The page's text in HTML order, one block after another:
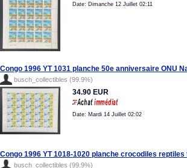
Date: Dimanche 12 Juillet 02:11
Congo 1996 YT 1031 planche 50e anniversaire ONU
busch_collectibles (99.9%)
34.90 EUR
Date: Mardi 14 Juillet 02:02
Congo 1996 YT 1018-1020 planche crocodiles
busch_collectibles (99.9%)